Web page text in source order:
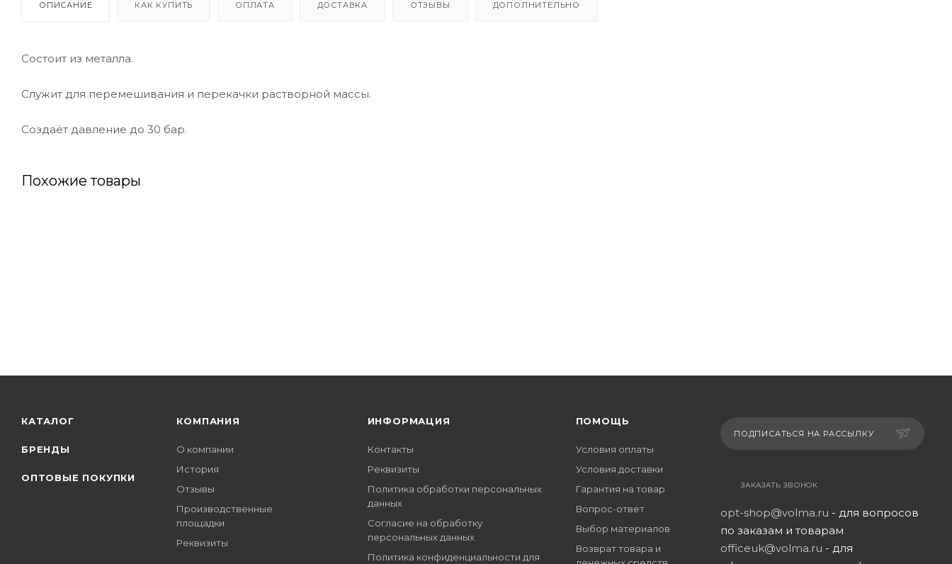
ОПИСАНИЕ КАК КУПИТЬ ОПЛАТА ДОСТАВКА ОТЗЫВЫ ДОПОЛНИТЕЛЬНО
Состоит из металла.
Служит для перемешивания и перекачки растворной массы.
Создаёт давление до 30 бар.
Похожие товары
КАТАЛОГ
БРЕНДЫ
ОПТОВЫЕ ПОКУПКИ
КОМПАНИЯ
О компании
История
Отзывы
Производственные
площадки
Реквизиты
ИНФОРМАЦИЯ
Контакты
Реквизиты
Политика обработки персональных
данных
Согласие на обработку
персональных данных
Политика конфиденциальности для
ПОМОЩЬ
Условия оплаты
Условия доставки
Гарантия на товар
Вопрос-ответ
Выбор материалов
Возврат товара и
ПОДПИСАТЬСЯ НА РАССЫЛКУ
ЗАКАЗАТЬ ЗВОНОК
opt-shop@volma.ru - для вопросов
по заказам и товарам
officeuk@volma.ru - для